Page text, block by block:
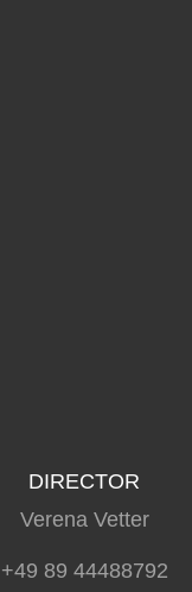
DIRECTOR
Verena Vetter
+49 89 44488792